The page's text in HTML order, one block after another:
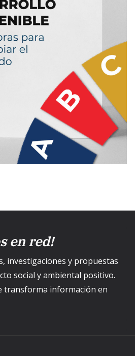
en red!
investigaciones y propuestas
social y ambiental positivo.
transforma información en